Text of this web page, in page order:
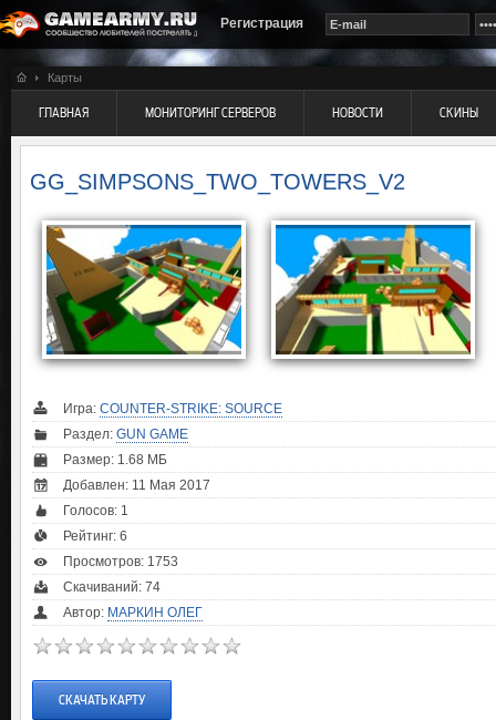
Регистрация
Карты
ГЛАВНАЯ МОНИТОРИНГ СЕРВЕРОВ НОВОСТИ СКИНЫ
GG_SIMPSONS_TWO_TOWERS_V2
Игра: COUNTER-STRIKE: SOURCE
Раздел: GUN GAME
Размер: 1.68 МБ
Добавлен: 11 Мая 2017
Голосов: 1
Рейтинг: 6
Просмотров: 1753
Скачиваний: 74
Автор: МАРКИН ОЛЕГ
СКАЧАТЬ КАРТУ